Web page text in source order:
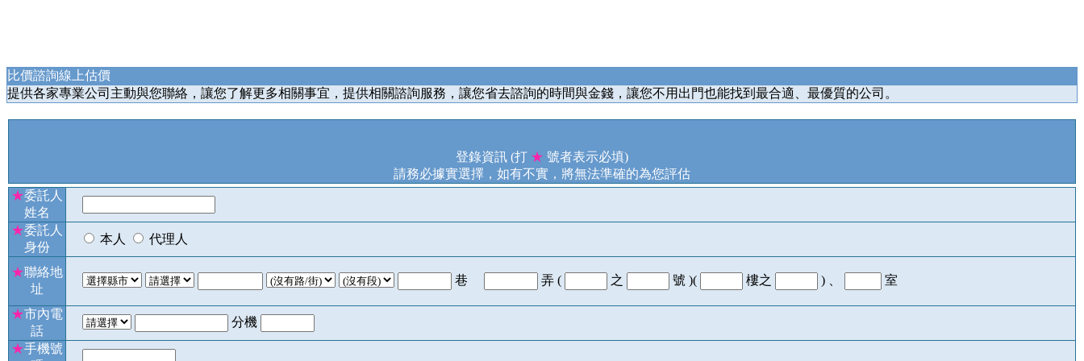
比價諮詢線上估價
提供各家專業公司主動與您聯絡，讓您了解更多相關事宜，提供相關諮詢服務，讓您省去諮詢的時間與金錢，讓您不用出門也能找到最合適、最優質的公司。
登錄資訊 (打 ★ 號者表示必填)
請務必據實選擇，如有不實，將無法準確的為您評估
★委託人
姓名
★委託人
身份
本人 代理人
★聯絡地
址
巷 弄 ( 之 號 )( 樓之 ) 、 室
★市內電
話
分機
★手機號